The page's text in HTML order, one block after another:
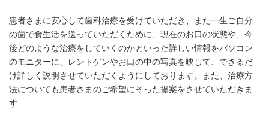
患者さまに安心して歯科治療を受けていただき、また一生ご自分
の歯で食生活を送っていただくために、現在のお口の状態や、今
後どのような治療をしていくのかといった詳しい情報をパソコン
のモニターに、レントゲンやお口の中の写真を映して、できるだ
け詳しく説明させていただくようにしております。また、治療方
法についても患者さまのご希望にそった提案をさせていただきま
す